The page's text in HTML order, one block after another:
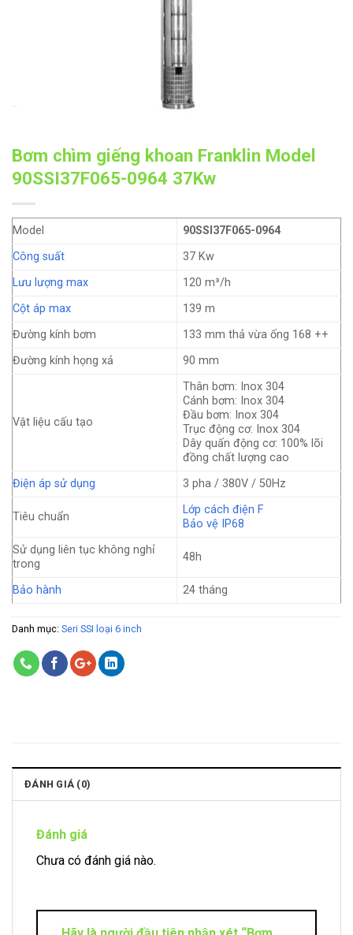
Bơm chìm giếng khoan Franklin Model
90SSI37F065-0964 37Kw
Model
90SSI37F065-0964
Công suất
37 Kw
Lưu lượng max
120 m³/h
Cột áp max
139 m
Đường kính bơm
133 mm thả vừa ống 168 ++
Đường kính họng xả
90 mm
Vật liệu cấu tạo
Thân bơm: Inox 304
Cánh bơm: Inox 304
Đầu bơm: Inox 304
Trục động cơ: Inox 304
Dây quấn động cơ: 100% lõi
đồng chất lượng cao
Điện áp sử dụng
3 pha / 380V / 50Hz
Tiêu chuẩn
Lớp cách điện F
Bảo vệ IP68
Sử dụng liên tục không nghỉ
trong
48h
Bảo hành 24 tháng
Danh mục: Seri SSI loại 6 inch
ĐÁNH GIÁ (0)
Đánh giá
Chưa có đánh giá nào.